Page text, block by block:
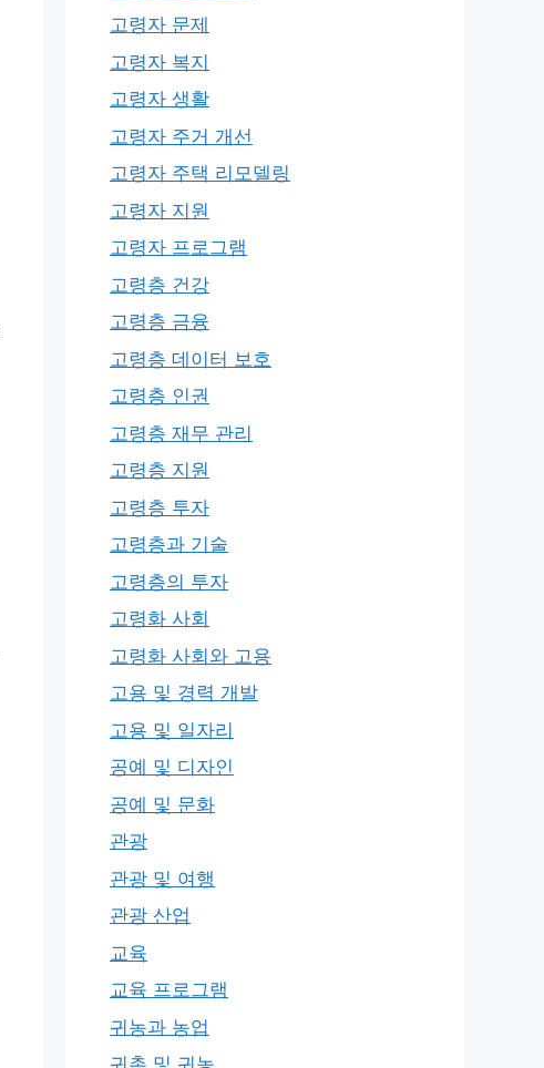
고령자 문제
고령자 복지
고령자 생활
고령자 주거 개선
고령자 주택 리모델링
고령자 지원
고령자 프로그램
고령층 건강
고령층 금융
고령층 데이터 보호
고령층 인권
고령층 재무 관리
고령층 지원
고령층 투자
고령층과 기술
고령층의 투자
고령화 사회
고령화 사회와 고용
고용 및 경력 개발
고용 및 일자리
공예 및 디자인
공예 및 문화
관광
관광 및 여행
관광 산업
교육
교육 프로그램
귀농과 농업
귀촌 및 귀농